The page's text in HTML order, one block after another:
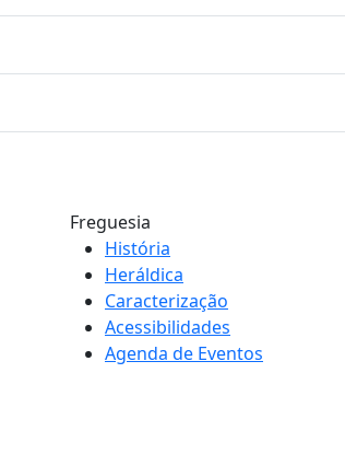
Freguesia
História
Heráldica
Caracterização
Acessibilidades
Agenda de Eventos